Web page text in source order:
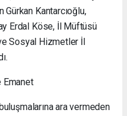
Kantarcıoğlu,
Erdal Köse, İl Müftüsü
Sosyal Hizmetler İl
Emanet
ara vermeden